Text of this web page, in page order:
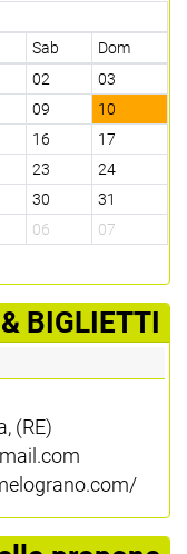
Sab
Dom
02
03
09
10
16
17
23
24
30
31
06 07
BIGLIETTI
(RE)